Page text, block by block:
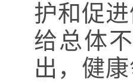
护和促
给总体
出，健